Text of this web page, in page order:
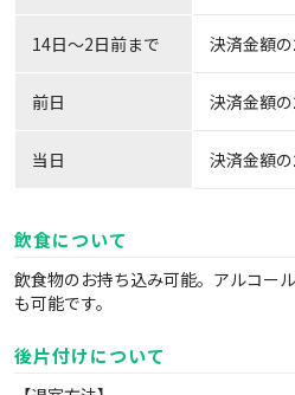
14日～2日前まで 決済金額の
前日 決済金額の
当日 決済金額の
飲食について
飲食物のお持ち込み可能。アルコー
も可能です。
後片付けについて